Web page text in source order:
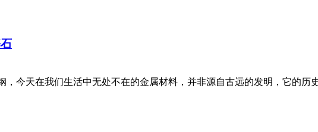
今天在我们生活中无处不在的金属材料，并非源自古远的发明，它的